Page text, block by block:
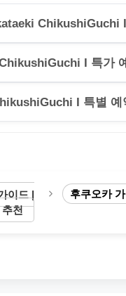
ChikushiGuchi
I 특가
I 특별 예
이드 |
천
후쿠오카